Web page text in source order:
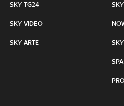
SKY TG24
SKY VIDEO
SKY ARTE